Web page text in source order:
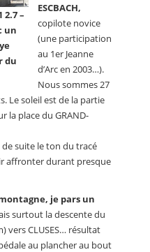
2.7 –
un
du
ESCBACH,
copilote novice
(une participation
au 1er Jeanne
d’Arc en 2003…).
Nous sommes 27
Le soleil est de la partie
la place du GRAND-
suite le ton du tracé
affronter durant presque
je pars un
surtout la descente du
vers CLUSES… résultat
au plancher au bout